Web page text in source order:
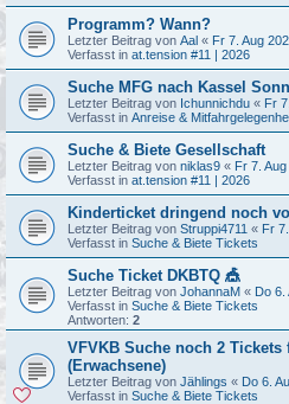
Programm? Wann?
Letzter Beitrag von Aal « Fr 7. Aug
Verfasst in at.tension #11 | 2026
Suche MFG nach Kassel
Letzter Beitrag von Ichunnichdu « Fr
Verfasst in Anreise &
Suche & Biete Gesellschaft
Letzter Beitrag von niklas9 « Fr 7.
Verfasst in at.tension #11 | 2026
Kinderticket dringend noch
Letzter Beitrag von Struppi4711 « Fr
Verfasst in Suche & Biete Tickets
Suche Ticket DKBTQ 🎪
Letzter Beitrag von JohannaM « Do 6.
Verfasst in Suche & Biete Tickets
Antworten: 2
VFVKB Suche noch 2
(Erwachsene)
Letzter Beitrag von Jählings « Do 6.
Verfasst in Suche & Biete Tickets